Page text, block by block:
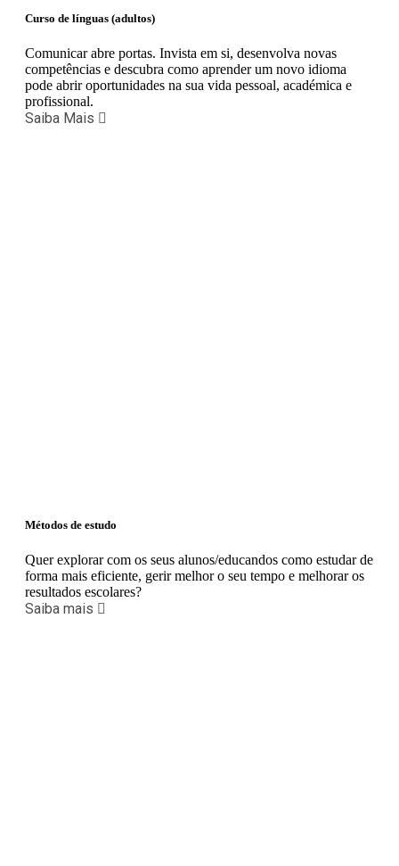
Curso de línguas (adultos)
Comunicar abre portas. Invista em si, desenvolva novas
competências e descubra como aprender um novo idioma
pode abrir oportunidades na sua vida pessoal, académica e
profissional.
Saiba Mais
Métodos de estudo
Quer explorar com os seus alunos/educandos como estudar de
forma mais eficiente, gerir melhor o seu tempo e melhorar os
resultados escolares?
Saiba mais